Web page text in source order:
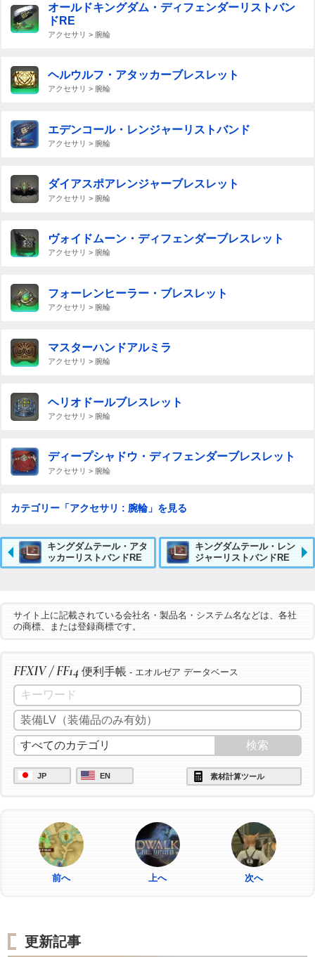
オールドキングダム・ディフェンダーリストバン
ドRE
アクセサリ > 腕輪
ヘルウルフ・アタッカーブレスレット
アクセサリ > 腕輪
エデンコール・レンジャーリストバンド
アクセサリ > 腕輪
ダイアスポアレンジャーブレスレット
アクセサリ > 腕輪
ヴォイドムーン・ディフェンダーブレスレット
アクセサリ > 腕輪
フォーレンヒーラー・ブレスレット
アクセサリ > 腕輪
マスターハンドアルミラ
アクセサリ > 腕輪
ヘリオドールブレスレット
アクセサリ > 腕輪
ディープシャドウ・ディフェンダーブレスレット
アクセサリ > 腕輪
カテゴリー「アクセサリ : 腕輪」を見る
キングダムテール・アタ
ッカーリストバンドRE
キングダムテール・レン
ジャーリストバンドRE
サイト上に記載されている会社名・製品名・システム名などは、各社
の商標、または登録商標です。
FFXIV / FF14 便利手帳 - エオルゼア データベース
JP EN 素材計算ツール
前へ 上へ 次へ
更新記事